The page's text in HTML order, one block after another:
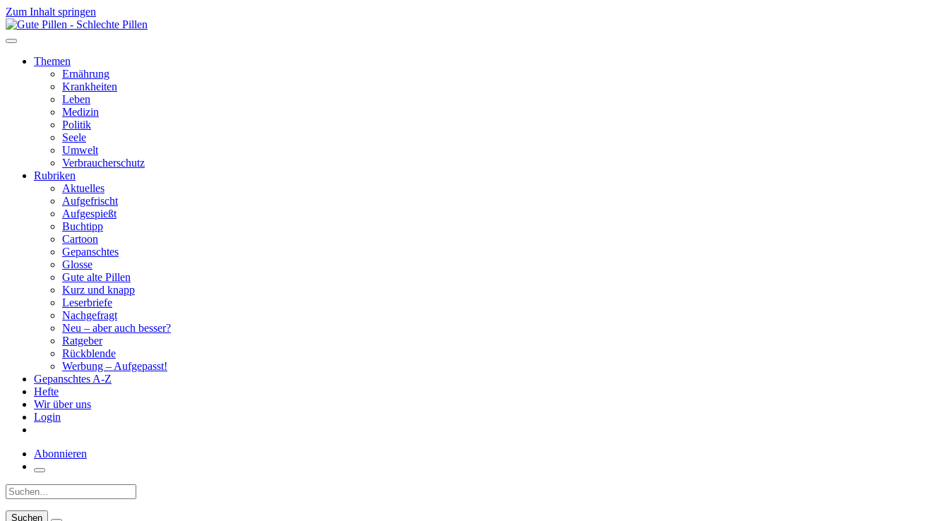
Zum Inhalt springen
Themen
Ernährung
Krankheiten
Leben
Medizin
Politik
Seele
Umwelt
Verbraucherschutz
Rubriken
Aktuelles
Aufgefrischt
Aufgespießt
Buchtipp
Cartoon
Gepanschtes
Glosse
Gute alte Pillen
Kurz und knapp
Leserbriefe
Nachgefragt
Neu – aber auch besser?
Ratgeber
Rückblende
Werbung – Aufgepasst!
Gepanschtes A-Z
Hefte
Wir über uns
Login
Abonnieren
Suche: